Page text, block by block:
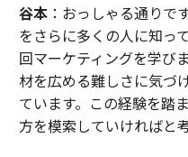
谷本：おっしゃる通りで
をさらに多くの人に知っ
回マーケティングを学び
材を広める難しさに気づ
ています。この経験を踏
方を模索していければと